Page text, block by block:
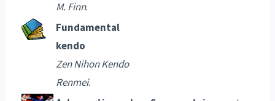
M. Finn.
Fundamental
kendo
Zen Nihon Kendo
Renmei.